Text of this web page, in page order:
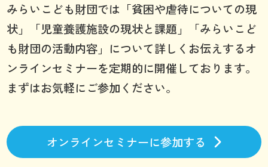
みらいこども財団では「貧困や虐待についての現
状」「児童養護施設の現状と課題」「みらいこど
も財団の活動内容」について詳しくお伝えするオ
ンラインセミナーを定期的に開催しております。
まずはお気軽にご参加ください。
オンラインセミナーに参加する